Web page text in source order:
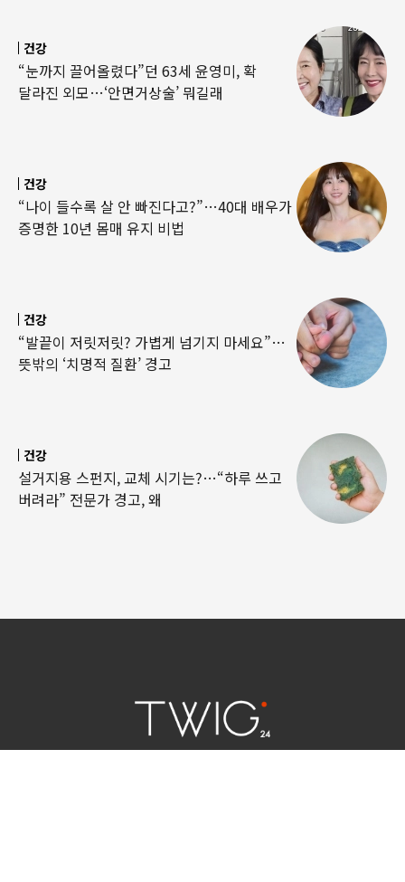
건강
“눈까지 끌어올렸다”던 63세 윤영미, 확
달라진 외모…‘안면거상술’ 뭐길래
건강
“나이 들수록 살 안 빠진다고?”…40대 배우가
증명한 10년 몸매 유지 비법
건강
“발끝이 저릿저릿? 가볍게 넘기지 마세요”…
뜻밖의 ‘치명적 질환’ 경고
건강
설거지용 스펀지, 교체 시기는?…“하루 쓰고
버려라” 전문가 경고, 왜